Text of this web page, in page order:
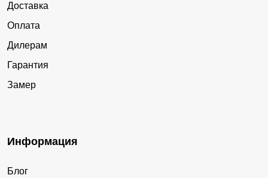
Доставка
Оплата
Дилерам
Гарантия
Замер
Информация
Блог